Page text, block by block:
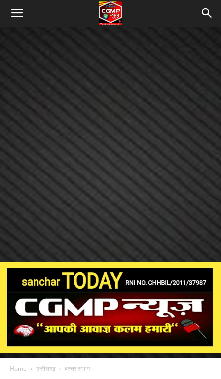
Home छत्तीसगढ़ बस्तर संभाग